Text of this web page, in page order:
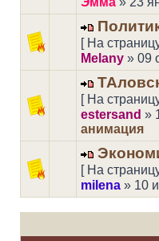
[ На
Melany » 09
[ На
estersand »
анимация
[ На
milena » 10